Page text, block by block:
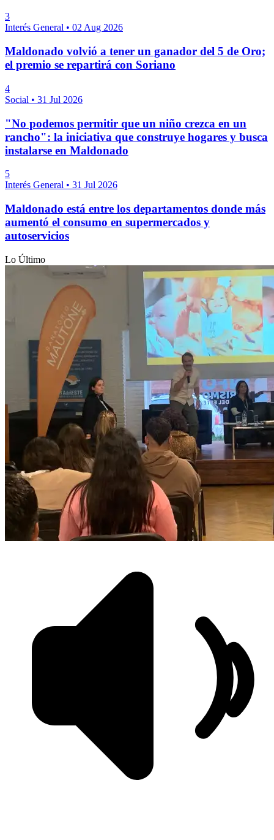
3
Interés General • 02 Aug 2026
Maldonado volvió a tener un ganador del 5 de Oro;
el premio se repartirá con Soriano
4
Social • 31 Jul 2026
"No podemos permitir que un niño crezca en un
rancho": la iniciativa que construye hogares y busca
instalarse en Maldonado
5
Interés General • 31 Jul 2026
Maldonado está entre los departamentos donde más
aumentó el consumo en supermercados y
autoservicios
Lo Último